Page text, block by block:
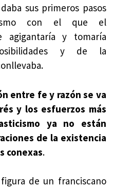
sus primeros pasos
con el que el
agigantaría y tomaría
y de la
entre fe y razón se va
y los esfuerzos más
ya no están
de la existencia
conexas.
de un franciscano